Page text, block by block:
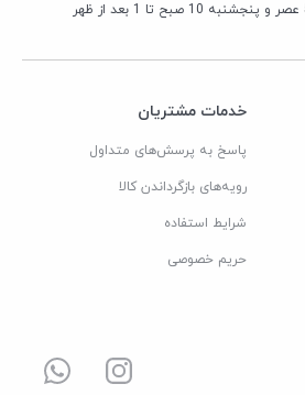
خدمات مشتریان
پاسخ به پرسش‌های متداول
رویه‌های بازگرداندن کالا
شرایط استفاده
حریم خصوصی